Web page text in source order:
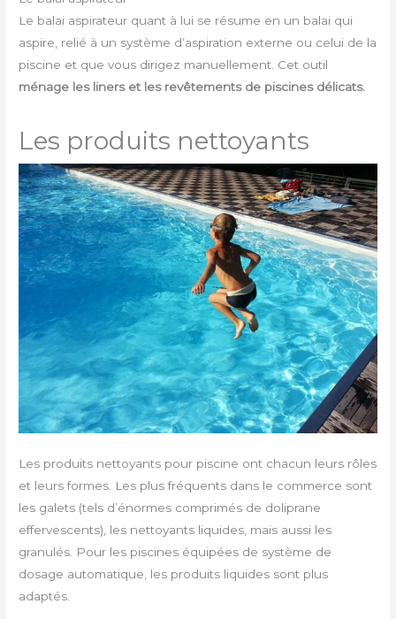
Le balai aspirateur quant à lui se résume en un balai qui
aspire, relié à un système d’aspiration externe ou celui de la
piscine et que vous dirigez manuellement. Cet outil
ménage les liners et les revêtements de piscines délicats.
Les produits nettoyants
Les produits nettoyants pour piscine ont chacun leurs rôles
et leurs formes. Les plus fréquents dans le commerce sont
les galets (tels d’énormes comprimés de doliprane
effervescents), les nettoyants liquides, mais aussi les
granulés. Pour les piscines équipées de système de
dosage automatique, les produits liquides sont plus
adaptés.